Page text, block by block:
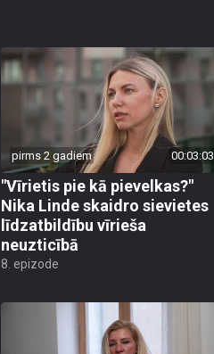
pirms 2 gadiem 00:03:03
"Vīrietis pie kā pievelkas?"
Nika Linde skaidro sievietes
līdzatbildību vīrieša
neuzticībā
8. epizode